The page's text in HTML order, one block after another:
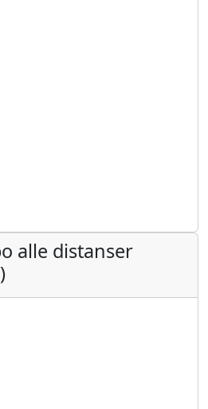
alle distanser